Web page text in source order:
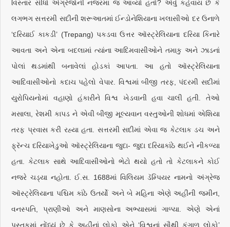
વિસ્તાર સીધો અંગ્રેજોની નજરમાં જ આવ્યો હતો? એવું કહેવાય છે કે
લગભગ સત્તરમી સદીની શરૂઆતમાં ઈન્ડોનેશિયાના ખલાસીઓ દર ઉનાળે
‘દરિયાઈ કાકડી’ (Trepang) પકડવા ઉત્તર ઑસ્ટ્રેલિયાના દરિયા કિનારે
આવતા અને એના બદલામાં ત્યાંના આદિમવાસીઓને તમાકુ અને ઝાડનાં
પોલાં થડમાંથી બનાવેલાં હોડકાં આપતા. આ હતો ઑસ્ટ્રેલિયાના
આદિવાસીઓનો કદાચ પહેલો વેપાર. વિશ્વમાં બીજી તરફ, પંદરમી સદીમાં
યુરોપિયનોમાં વહાણો હંકારીને વિશ્વ ખેડવાની હવા ચાલી હતી. તેઓ
મસાલા, રેશમી કાપડ ને એવી બીજી મૂલ્યવાન વસ્તુઓની શોધમાં એશિયા
તરફ પ્રવાસ કરી રહ્યા હતા. સત્તરમી સદીમાં એવા જ કેટલાક ડચ અને
ફ્રૅન્ચ દરિયાખેડુઓ ઑસ્ટ્રેલિયાના જુદા- જુદા દરિયાકાંઠે થઈને નીકળ્યા
હતા. કેટલાક સાથે આદિવાસીઓનો ભેટો થયો હતો તો કેટલાકને કોઈ
નજરે ચડ્યા નહોતા. ઈ.સ. 1688માં વિલિયમ ડૅમ્પિયર નામનો અંગ્રેજ
ઑસ્ટ્રેલિયાના પશ્ચિમ કાંઠે ઉતર્યો અને બે મહિના એણે અહીંની જમીન,
વનસ્પતિ, પ્રાણીઓ અને માણસોના અભ્યાસમાં ગાળ્યા. એણે એનાં
પુસ્તકમાં નોંધ્યું છે કે અહીંનાં લોકો એને ‘વિશ્વનાં સૌથી કંગાળ લોકો’